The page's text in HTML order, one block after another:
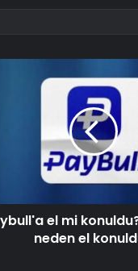
el mi
neden el